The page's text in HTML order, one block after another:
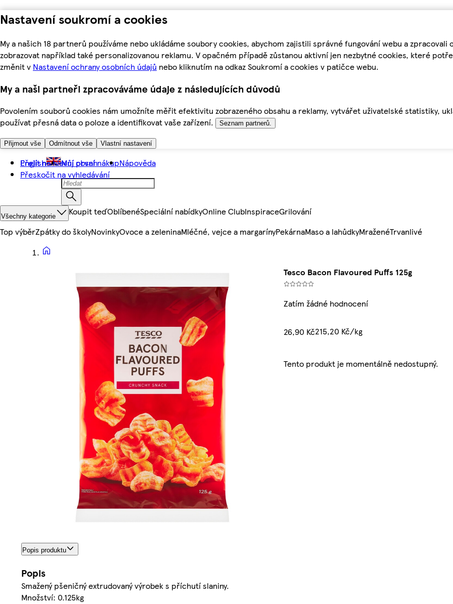
Nastavení soukromí a cookies
My a našich 18 partnerů používáme nebo ukládáme soubory cookies, abychom zajistili správné fungování webu a
zobrazovat například také personalizovanou reklamu. V opačném případě zůstanou aktivní jen nezbytné cookies, které
změnit v Nastavení ochrany osobních údajů nebo kliknutím na odkaz Soukromí a cookies v patičce webu.
My a naši partneři zpracováváme údaje z následujících důvodů
Povolením souborů cookies nám umožníte měřit efektivitu zobrazeného obsahu a reklamy, vytvářet uživatelské statistiky,
používat přesná data o poloze a identifikovat vaše zařízení.
Seznam partnerů.
Přijmout vše Odmítnout vše Vlastní nastavení
Přejít na hlavní obsah
Přeskočit na vyhledávání
English Můj první nákupNápověda
Všechny kategorie Koupit teďOblíbenéSpeciální nabídkyOnline ClubInspiraceGrilování
Top výběrZpátky do školyNovinkyOvoce a zeleninaMléčné, vejce a margarínyPekárnaMaso a lahůdkyMraženéTrvanlivé
Tesco Bacon Flavoured Puffs 125g
Zatím žádné hodnocení
26,90 Kč215,20 Kč/kg
Tento produkt je momentálně nedostupný.
Popis produktu
Popis
Smažený pšeničný extrudovaný výrobek s příchutí slaniny.
Množství: 0.125kg